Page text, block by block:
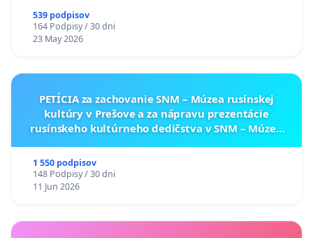
539 podpisov
164 Podpisy / 30 dni
23 May 2026
PETÍCIA za zachovanie SNM – Múzea rusínskej
kultúry v Prešove a za nápravu prezentácie
rusínskeho kultúrneho dedičstva v SNM – Múzeu
1 550 podpisov
148 Podpisy / 30 dni
11 Jun 2026